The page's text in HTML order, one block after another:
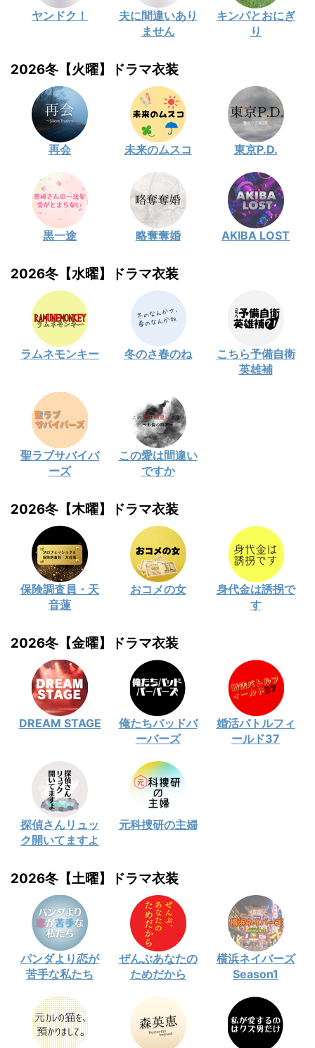
ヤンドク！
夫に間違いあり
ません
キンパとおにぎ
り
2026冬【火曜】ドラマ衣装
再会 未来のムスコ 東京P.D.
黒一途 略奪奪婚 AKIBA LOST
2026冬【水曜】ドラマ衣装
ラムネモンキー 冬のさ春のね
こちら予備自衛
英雄補
聖ラブサバイバ
ーズ
この愛は間違い
ですか
2026冬【木曜】ドラマ衣装
保険調査員・天
音蓮
おコメの女
身代金は誘拐で
す
2026冬【金曜】ドラマ衣装
DREAM STAGE
俺たちバッドバ
ーバーズ
婚活バトルフィ
ールド37
探偵さんリュッ
ク開いてますよ
元科捜研の主婦
2026冬【土曜】ドラマ衣装
パンダより恋が
苦手な私たち
ぜんぶあなたの
ためだから
横浜ネイバーズ
Season1